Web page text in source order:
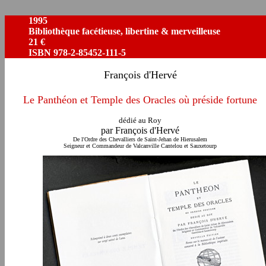
1995
Bibliothèque facétieuse, libertine & merveilleuse
21 €
ISBN 978-2-85452-111-5
François d'Hervé
Le Panthéon et Temple des Oracles où préside fortune
dédié au Roy
par François d'Hervé
De l'Ordre des Chevalliers de Saint-Jehan de Hierusalem
Seigneur et Commandeur de Valcanville Cantelou et Sauxetourp